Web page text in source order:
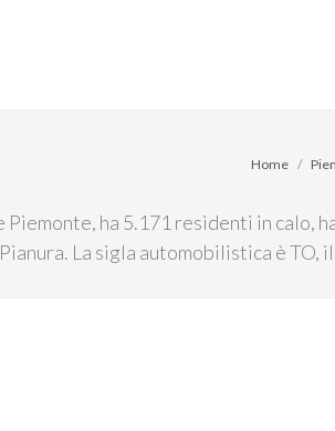
ha 5.171 residenti in calo,
La sigla automobilistica è TO,
Home